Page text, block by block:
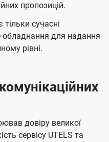
пропозицій.
сучасні
обладнання для надання
рівні.
довіру великої
сервісу UTELS та